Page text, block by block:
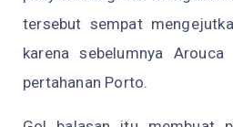
tersebut sempat
karena sebelumnya
pertahanan Porto.